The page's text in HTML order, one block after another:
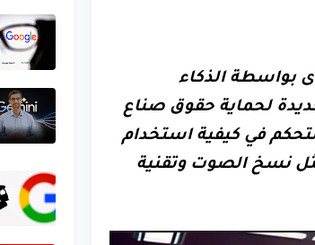
بواسطة الذكاء
لحماية حقوق صناع
في كيفية استخدام
نسخ الصوت وتقنية